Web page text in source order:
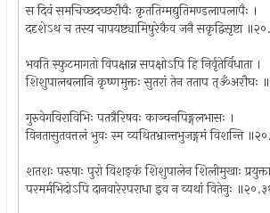
स दिवं समचिच्छदच्छरौघैः कृततिग्मद्युतिमण्डलापलापैः ।
ददृशेऽथ च तस्य चापयष्ट्यामिषुरेकैव जनै सकृद्विसृष्टा
भवति स्फुटमागतो विपक्षान्न सपक्षोऽपि हि निर्वृतेर्विधाता ।
शिशुपालबलानि कृष्णमुक्तः सुतरां तेन तताप त्ॐअरौघः
गुरुवेगविराविभिः पतत्रैरिषवः काञ्चनपिङ्गलभासः ।
विनतासुतवत्तलं भुवः स्म व्यथितभ्रान्तभुजङ्गमं विशन्ति
शतशः परुषाः पुरो विशङ्कं शिशुपालेन शिलीमुखाः
परमर्मभिदोऽपि दानवारेरपराधा इव न व्यथां वितेनुः